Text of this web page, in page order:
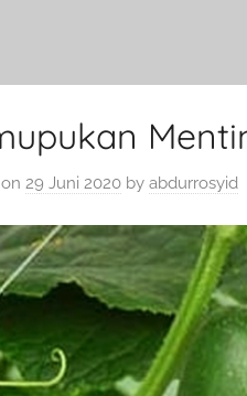
29 Juni 2020 by abdurrosyid